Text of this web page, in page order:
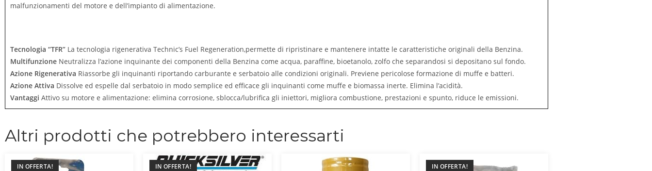
malfunzionamenti del motore e dell’impianto di alimentazione.
Tecnologia “TFR” La tecnologia rigenerativa Technic’s Fuel Regeneration,permette di ripristinare e mantenere intatte le caratteristiche originali della Benzina.
Multifunzione Neutralizza l’azione inquinante dei componenti della Benzina come acqua, paraffine, bioetanolo, zolfo che separandosi si depositano sul fondo.
Azione Rigenerativa Riassorbe gli inquinanti riportando carburante e serbatoio alle condizioni originali. Previene pericolose formazione di muffe e batteri.
Azione Attiva Dissolve ed espelle dal serbatoio in modo semplice ed efficace gli inquinanti come muffe e biomassa inerte. Elimina l’acidità.
Vantaggi Attivo su motore e alimentazione: elimina corrosione, sblocca/lubrifica gli iniettori, migliora combustione, prestazioni e spunto, riduce le emissioni.
Altri prodotti che potrebbero interessarti
IN OFFERTA! IN OFFERTA! IN OFFERTA!